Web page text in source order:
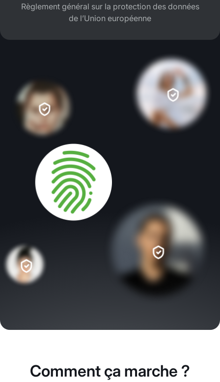
Règlement général sur la protection des données
de l’Union européenne
Comment ça marche ?